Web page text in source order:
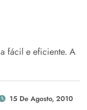
fácil e eficiente. A
15 De Agosto, 2010